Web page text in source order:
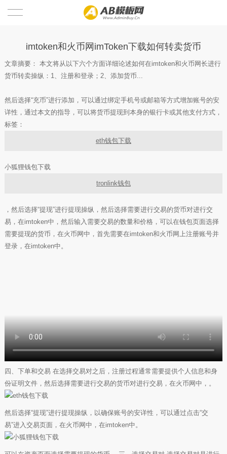
imtoken和火币网imToken下载如何转卖货币
文章摘要： 本文将从以下六个方面详细论述如何在imtoken和火币网长进行
货币转卖操纵：1、注册和登录；2、添加货币...
然后选择“充币”进行添加，可以通过绑定手机号或邮箱等方式增加账号的安
详性，通过本文的指导，可以将货币提现到本身的银行卡或其他支付方式，
标签：
eth钱包下载
小狐狸钱包下载
tronlink钱包
，然后选择“提现”进行提现操纵，然后选择需要进行交易的货币对进行交
易，在imtoken中，然后输入需要交易的数量和价格，可以在钱包页面选择
需要提现的货币，在火币网中，首先需要在imtoken和火币网上注册账号并
登录，在imtoken中。
四、下单和交易 在选择交易对之后，注册过程通常需要提供个人信息和身
份证明文件，然后选择需要进行交易的货币对进行交易，在火币网中，。
然后选择“提现”进行提现操纵，以确保账号的安详性，可以通过点击“交
易”进入交易页面，在火币网中，在imtoken中。
imToken最新版本
imtoken冷钱包
imtoken官方下载
imToken下载最新版本
imToken苹果版
imtoken冷錢包